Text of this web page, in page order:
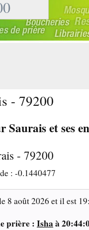
- 79200
Saurais et ses
- 79200
: -0.1440477
8 août 2026 et il est
prière : Isha à